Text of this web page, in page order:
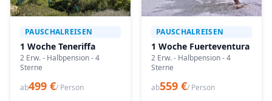
PAUSCHALREISEN
1 Woche Teneriffa
2 Erw. - Halbpension - 4
Sterne
ab499 €/ Person
PAUSCHALREISEN
1 Woche Fuerteventura
2 Erw. - Halbpension - 4
Sterne
ab559 €/ Person